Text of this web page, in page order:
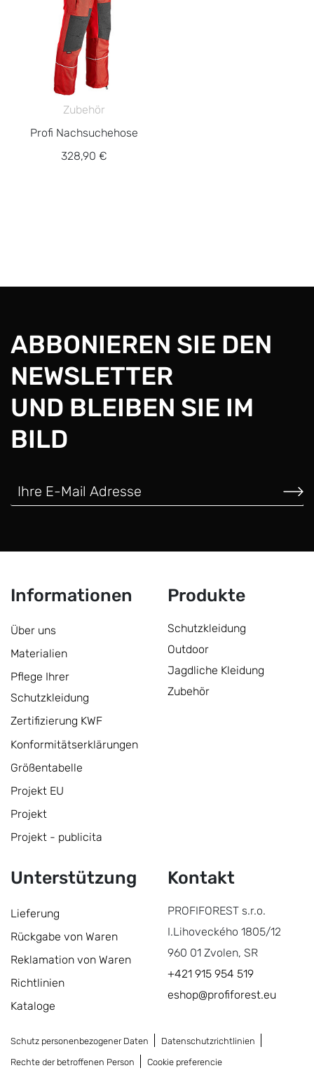
Zubehör
Profi Nachsuchehose
328,90 €
ABBONIEREN SIE DEN
NEWSLETTER
UND BLEIBEN SIE IM
BILD
Informationen
Über uns
Materialien
Pflege Ihrer
Schutzkleidung
Zertifizierung KWF
Konformitätserklärungen
Größentabelle
Projekt EU
Projekt
Projekt - publicita
Produkte
Schutzkleidung
Outdoor
Jagdliche Kleidung
Zubehör
Unterstützung
Lieferung
Rückgabe von Waren
Reklamation von Waren
Richtlinien
Kataloge
Kontakt
PROFIFOREST s.r.o.
I.Lihoveckého 1805/12
960 01 Zvolen, SR
+421 915 954 519
eshop@profiforest.eu
Schutz personenbezogener Daten
Datenschutzrichtlinien
Rechte der betroffenen Person
Cookie preferencie